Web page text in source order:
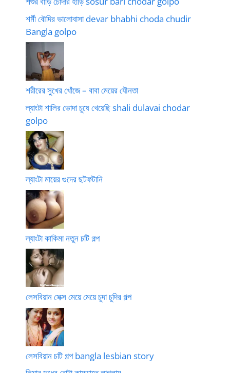
শর্মী বৌদির ভালোবাসা devar bhabhi choda chudir
Bangla golpo
শরীরের সুখের খোঁজে – বাবা মেয়ের যৌনতা
ল্যাংটা শালির ভোদা চুষে খেয়েছি shali dulavai chodar
golpo
ল্যাংটা মায়ের গুদের ছটফটানি
ল্যাংটা কাকিমা নতুন চটি গল্প
লেসবিয়ান সেক্স মেয়ে মেয়ে চুদা চুদির গল্প
লেসবিয়ান চটি গল্প bangla lesbian story